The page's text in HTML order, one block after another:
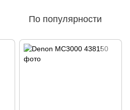
По популярности